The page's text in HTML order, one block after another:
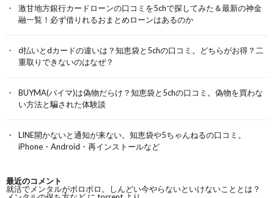
激甘地方銀行カードローンの口コミを5chで探してみた＆最新の神金
融一覧！必ず借りれるおまとめローンはあるのか
d払いとdカードの違いは？知恵袋と5chの口コミ。どちらがお得？二
重取りできないのはなぜ？
BUYMA(バイマ)は偽物だらけ？知恵袋と5chの口コミ。偽物を買わな
い方法と騙された体験談
LINE開かないと通知が来ない。知恵袋や5ちゃんねるの口コミ。
iPhone・Android・再インストールなど
最近のコメント
就活でメンタルがボロボロ。しんどい今やらないといけないこととは？